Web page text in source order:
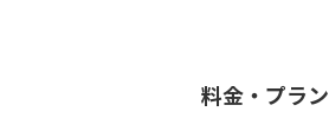
料金・プラン